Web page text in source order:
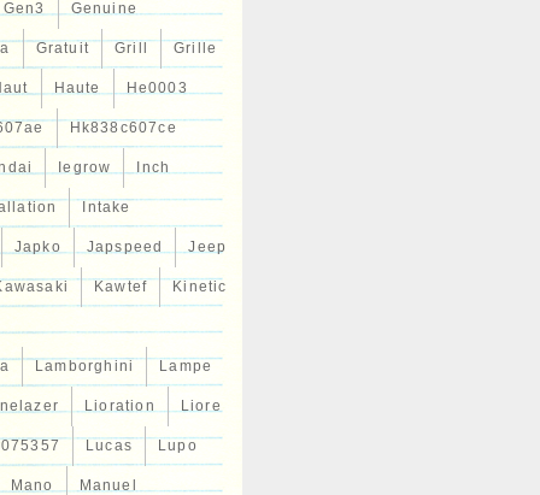
Gen3 Genuine
Gratuit Grill Grille
Haute He0003
Hk838c607ce
Iegrow Inch
Intake
Japko Japspeed Jeep
Kawtef Kinetic
Lamborghini Lampe
Lioration Liore
Lucas Lupo
Mano Manuel